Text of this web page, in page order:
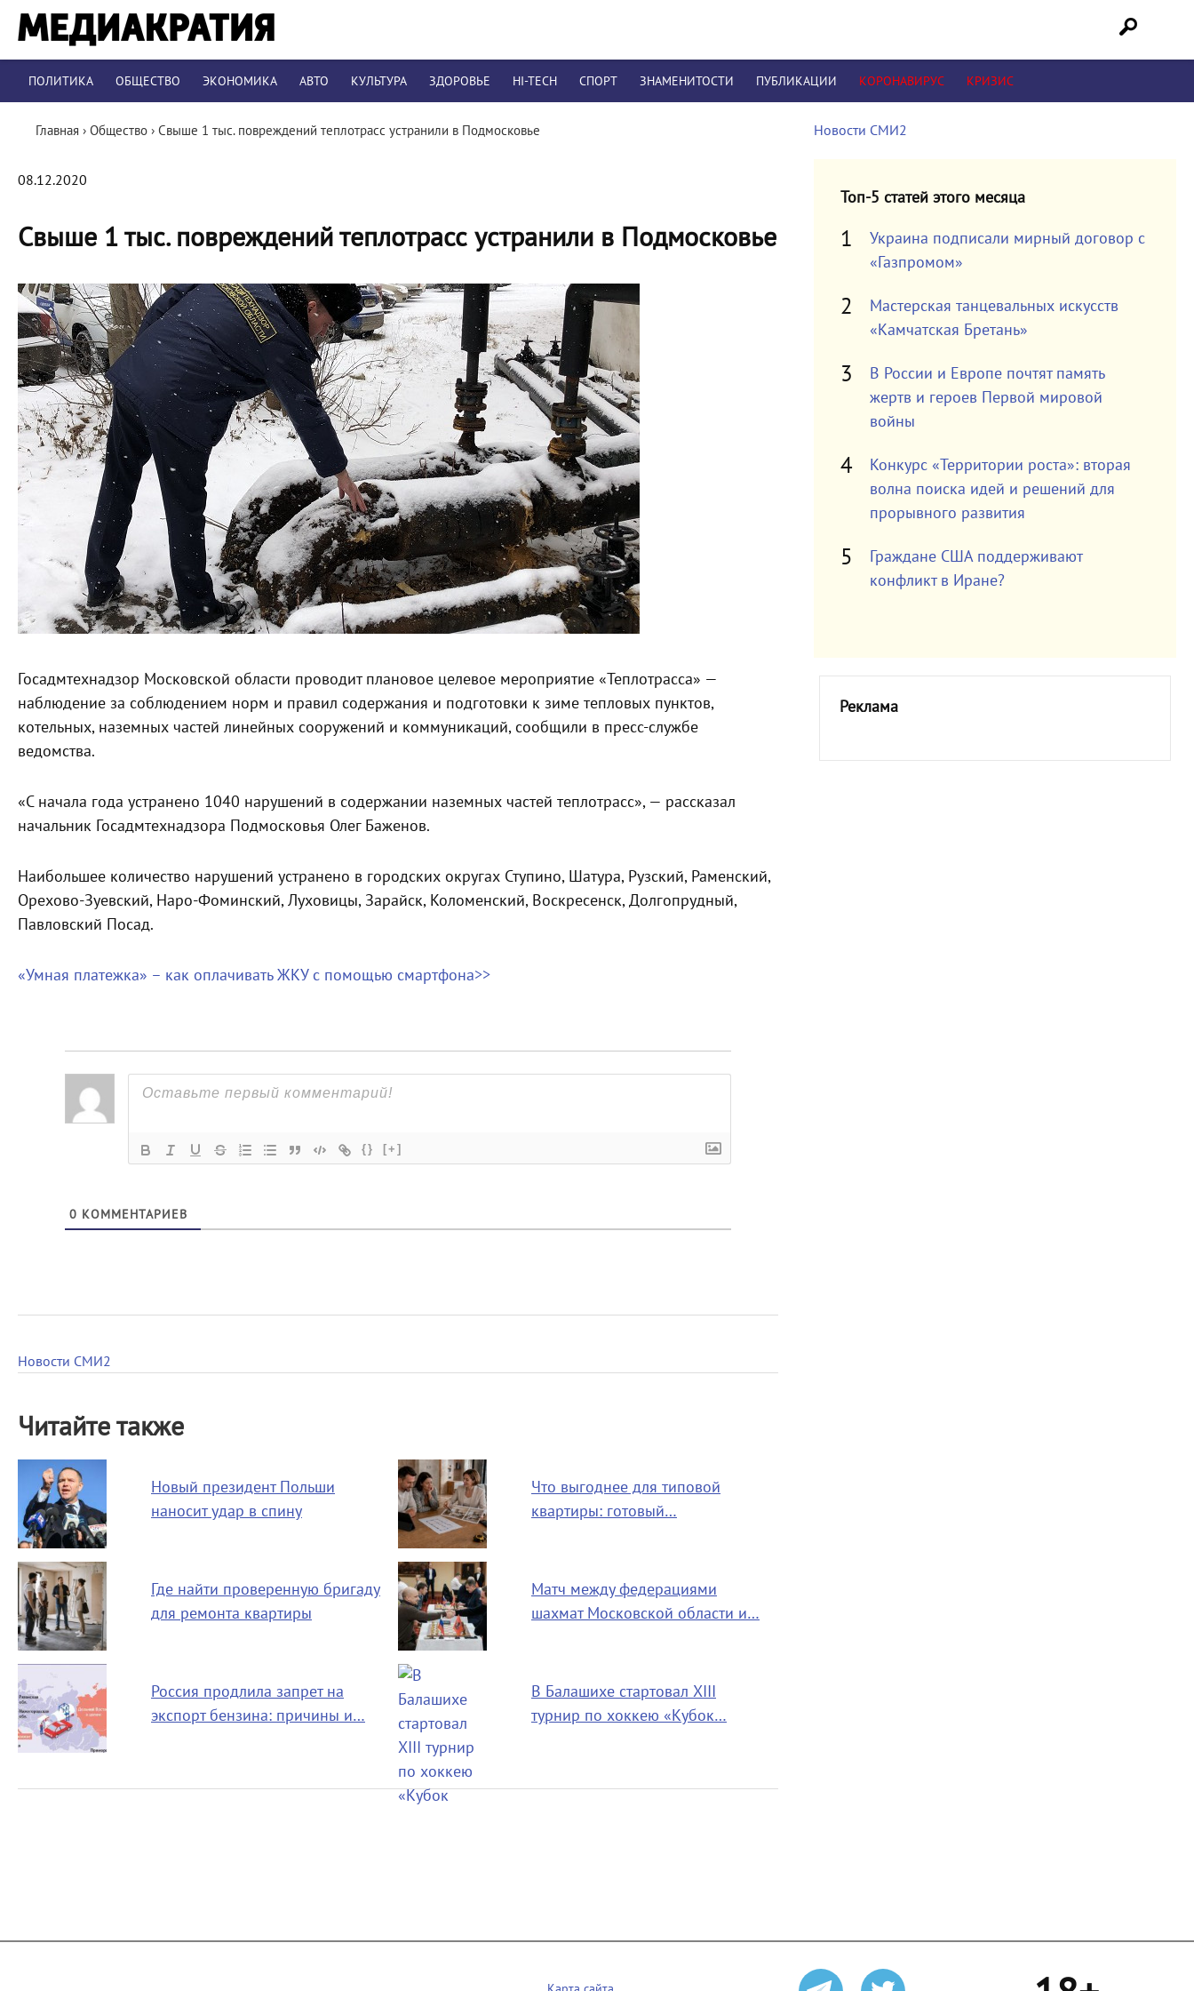
ПОЛИТИКА ОБЩЕСТВО ЭКОНОМИКА АВТО КУЛЬТУРА ЗДОРОВЬЕ HI-TECH СПОРТ ЗНАМЕНИТОСТИ ПУБЛИКАЦИИ КОРОНАВИРУС КРИЗИС
Главная › Общество › Свыше 1 тыс. повреждений теплотрасс устранили в Подмосковье
08.12.2020
Свыше 1 тыс. повреждений теплотрасс устранили в Подмосковье
Госадмтехнадзор Московской области проводит плановое целевое мероприятие «Теплотрасса» —
наблюдение за соблюдением норм и правил содержания и подготовки к зиме тепловых пунктов,
котельных, наземных частей линейных сооружений и коммуникаций, сообщили в пресс-службе
ведомства.
«С начала года устранено 1040 нарушений в содержании наземных частей теплотрасс», — рассказал
начальник Госадмтехнадзора Подмосковья Олег Баженов.
Наибольшее количество нарушений устранено в городских округах Ступино, Шатура, Рузский, Раменский,
Орехово-Зуевский, Наро-Фоминский, Луховицы, Зарайск, Коломенский, Воскресенск, Долгопрудный,
Павловский Посад.
«Умная платежка» – как оплачивать ЖКУ с помощью смартфона>>
{} [+]
0 КОММЕНТАРИЕВ
Новости СМИ2
Читайте также
Новый президент Польши
наносит удар в спину
Что выгоднее для типовой
квартиры: готовый…
Где найти проверенную бригаду
для ремонта квартиры
Матч между федерациями
шахмат Московской области и…
Россия продлила запрет на
экспорт бензина: причины и…
В Балашихе стартовал XIII
турнир по хоккею «Кубок…
Новости СМИ2
Топ-5 статей этого месяца
Украина подписали мирный договор с
«Газпромом»
Мастерская танцевальных искусств
«Камчатская Бретань»
В России и Европе почтят память
жертв и героев Первой мировой
войны
Конкурс «Территории роста»: вторая
волна поиска идей и решений для
прорывного развития
Граждане США поддерживают
конфликт в Иране?
Реклама